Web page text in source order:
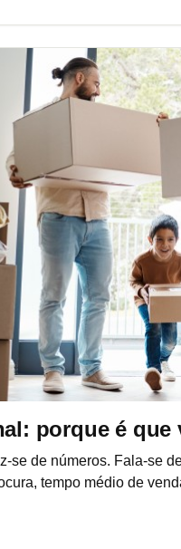
porque é que
se de números. Fala-se
tempo médio de